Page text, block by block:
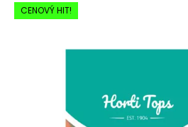
CENOVÝ HIT!